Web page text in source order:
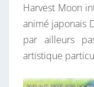
Harvest Moon
animé japonais
par ailleurs
artistique